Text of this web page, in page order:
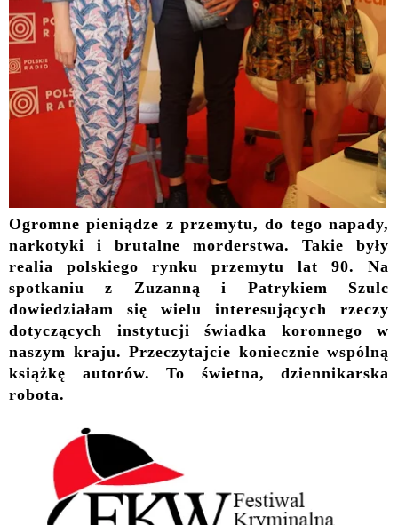
Ogromne pieniądze z przemytu, do tego napady,
narkotyki i brutalne morderstwa. Takie były
realia polskiego rynku przemytu lat 90. Na
spotkaniu z Zuzanną i Patrykiem Szulc
dowiedziałam się wielu interesujących rzeczy
dotyczących instytucji świadka koronnego w
naszym kraju. Przeczytajcie koniecznie wspólną
książkę autorów. To świetna, dziennikarska
robota.